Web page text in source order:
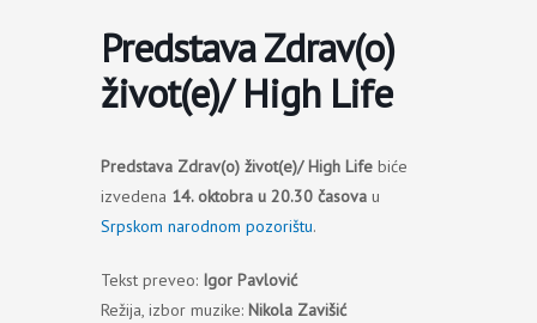
Predstava Zdrav(o)
život(e)/ High Life
Predstava Zdrav(o) život(e)/ High Life biće
izvedena 14. oktobra u 20.30 časova u
Srpskom narodnom pozorištu.
Tekst preveo: Igor Pavlović
Režija, izbor muzike: Nikola Zavišić